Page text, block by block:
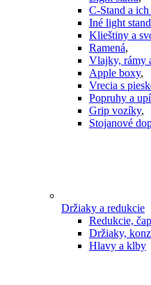
C-Stand a
Iné light
Klieštiny a
Ramená,
Vlajky, rámy
Apple boxy,
Vrecia s
Popruhy a
Grip vozíky,
Stojanové
Držiaky a redukcie
Redukcie,
Držiaky,
Hlavy a klby